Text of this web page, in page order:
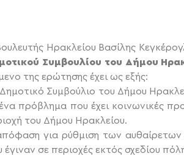
Ηρακλείου Βασίλης
Συμβουλίου του Δήμου
της ερώτησης έχει ως εξής:
Συμβούλιο του Δήμου
πρόβλημα που έχει κοινωνικές
του Δήμου Ηρακλείου.
για ρύθμιση των
έγιναν σε περιοχές εκτός σχεδίου